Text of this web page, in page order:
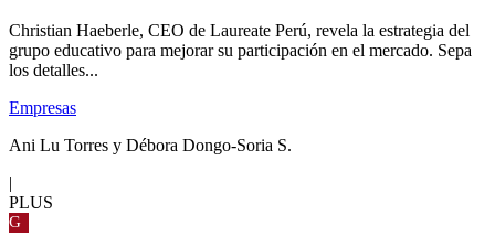
Christian Haeberle, CEO de Laureate Perú, revela la estrategia del
grupo educativo para mejorar su participación en el mercado. Sepa
los detalles...
Empresas
Ani Lu Torres y Débora Dongo-Soria S.
|
PLUS
G